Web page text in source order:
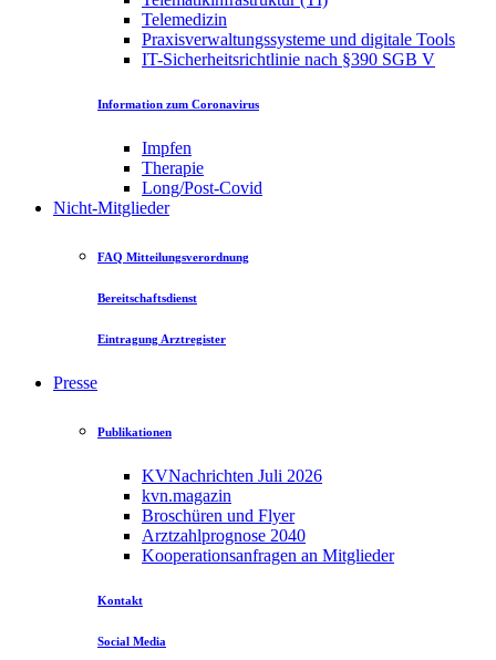
Telemedizin
Praxisverwaltungssysteme und digitale Tools
IT-Sicherheitsrichtlinie nach §390 SGB V
Information zum Coronavirus
Impfen
Therapie
Long/Post-Covid
Nicht-Mitglieder
FAQ Mitteilungsverordnung
Bereitschaftsdienst
Eintragung Arztregister
Presse
Publikationen
KVNachrichten Juli 2026
kvn.magazin
Broschüren und Flyer
Arztzahlprognose 2040
Kooperationsanfragen an Mitglieder
Kontakt
Social Media